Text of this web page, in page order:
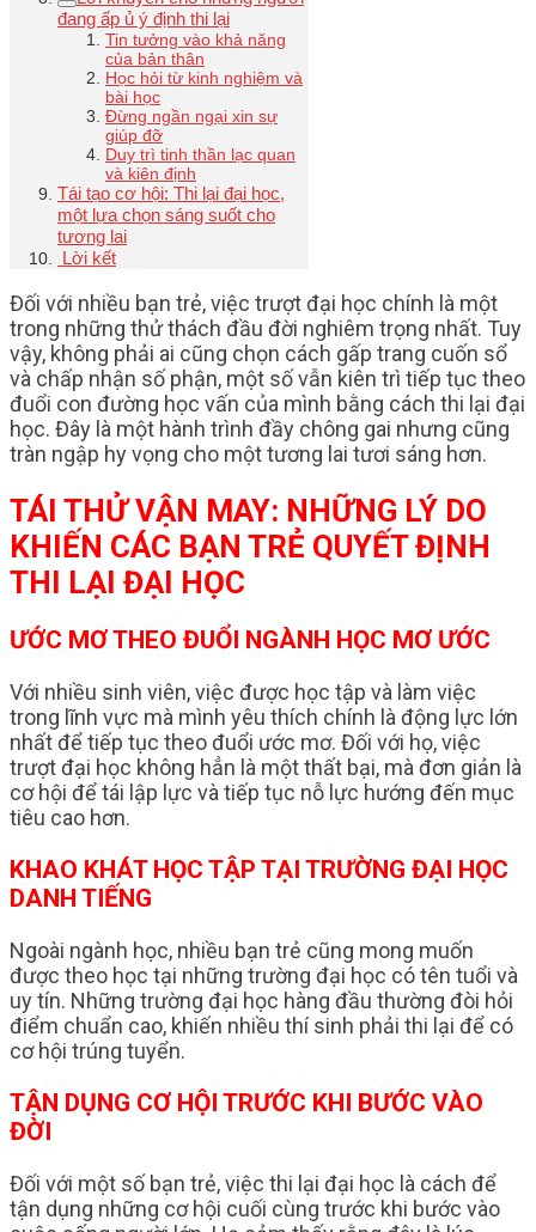
đang ấp ủ ý định thi lại
Tin tưởng vào khả năng
của bản thân
Học hỏi từ kinh nghiệm và
bài học
Đừng ngần ngại xin sự
giúp đỡ
Duy trì tinh thần lạc quan
và kiên định
Tái tạo cơ hội: Thi lại đại học,
một lựa chọn sáng suốt cho
tương lai
Lời kết
Đối với nhiều bạn trẻ, việc trượt đại học chính là một
trong những thử thách đầu đời nghiêm trọng nhất. Tuy
vậy, không phải ai cũng chọn cách gấp trang cuốn sổ
và chấp nhận số phận, một số vẫn kiên trì tiếp tục theo
đuổi con đường học vấn của mình bằng cách thi lại đại
học. Đây là một hành trình đầy chông gai nhưng cũng
tràn ngập hy vọng cho một tương lai tươi sáng hơn.
TÁI THỬ VẬN MAY: NHỮNG LÝ DO
KHIẾN CÁC BẠN TRẺ QUYẾT ĐỊNH
THI LẠI ĐẠI HỌC
ƯỚC MƠ THEO ĐUỔI NGÀNH HỌC MƠ ƯỚC
Với nhiều sinh viên, việc được học tập và làm việc
trong lĩnh vực mà mình yêu thích chính là động lực lớn
nhất để tiếp tục theo đuổi ước mơ. Đối với họ, việc
trượt đại học không hẳn là một thất bại, mà đơn giản là
cơ hội để tái lập lực và tiếp tục nỗ lực hướng đến mục
tiêu cao hơn.
KHAO KHÁT HỌC TẬP TẠI TRƯỜNG ĐẠI HỌC
DANH TIẾNG
Ngoài ngành học, nhiều bạn trẻ cũng mong muốn
được theo học tại những trường đại học có tên tuổi và
uy tín. Những trường đại học hàng đầu thường đòi hỏi
điểm chuẩn cao, khiến nhiều thí sinh phải thi lại để có
cơ hội trúng tuyển.
TẬN DỤNG CƠ HỘI TRƯỚC KHI BƯỚC VÀO
ĐỜI
Đối với một số bạn trẻ, việc thi lại đại học là cách để
tận dụng những cơ hội cuối cùng trước khi bước vào